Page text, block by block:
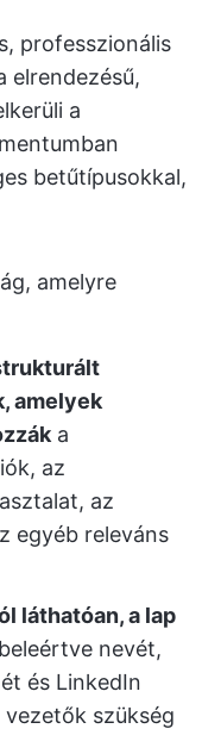
professzionális
elrendezésű,
a
betűtípusokkal,
amelyre
amelyek
a
az
az
egyéb releváns
láthatóan, a lap
nevét,
és LinkedIn
szükség